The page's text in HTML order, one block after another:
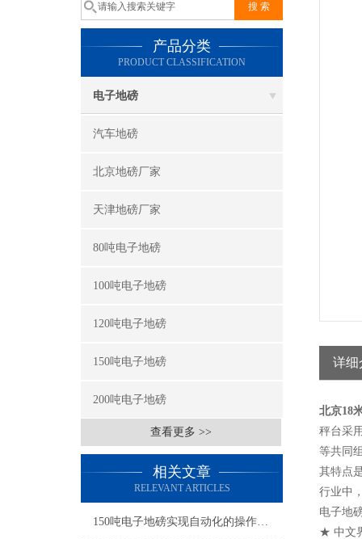
产品分类
PRODUCT CLASSIFICATION
电子地磅
汽车地磅
北京地磅厂家
天津地磅厂家
80吨电子地磅
100吨电子地磅
120吨电子地磅
150吨电子地磅
200吨电子地磅
查看更多 >>
相关文章
RELEVANT ARTICLES
150吨电子地磅实现自动化的操作和数据管理
详细
北京18
秤台采
等共同
其特点
行业中
电子地
★ 中文